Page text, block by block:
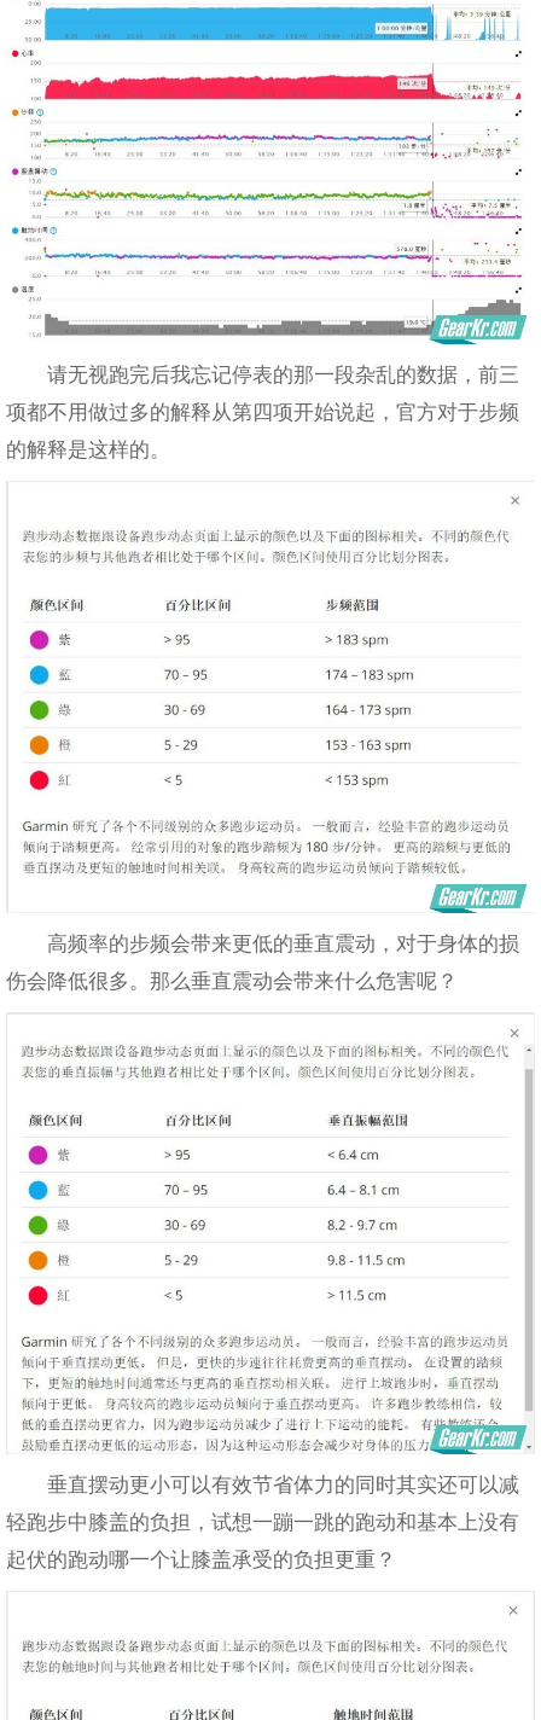
请无视跑完后我忘记停表的那一段杂乱的数据，前三
项都不用做过多的解释从第四项开始说起，官方对于步频
的解释是这样的。
高频率的步频会带来更低的垂直震动，对于身体的损
伤会降低很多。那么垂直震动会带来什么危害呢？
垂直摆动更小可以有效节省体力的同时其实还可以减
轻跑步中膝盖的负担，试想一蹦一跳的跑动和基本上没有
起伏的跑动哪一个让膝盖承受的负担更重？